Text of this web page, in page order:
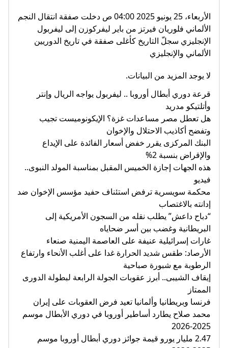
الأربعاء، 25 يونيو 2025 04:00 ص دخلت صفقة انتقال النجم
الألماني فلوريان فيرتز من باير ليفركوزن إلى ليفربول
الإنجليزي سجلّ التاريخ كأغلى صفقة في تاريخ الدوريين
الألماني والإنجليزي
لا يوجد المزيد من البيانات.
قرعة دوري أبطال أوروبا .. ليفربول يواجه الريال وإنتر
وأتلتيكو مدريد
هل تعطل مصر مساعدات غزة؟ الإيكونوميست تجيب
وتفضح أكاذيب الاحتلال والإخوان
البنك المركزى يقرر خفض أسعار الفائدة على الإيداع
والإقراض بنسبة 2%
هذه الجهات إجازة الخميس المقبل بمناسبة المولد النبوى..
فيديو
محكمة سويسرية ترفض استئناف حفيد مؤسس الإخوان ضد
إدانته بالاغتصاب
“دباح داعش” يطلب نقله من السجون الأمريكية إلى
البريطانية وغضب بين أسر ضحاياه
غارات إسرائيلية عنيفة على العاصمة اليمنية صنعاء
الأرصاد: طقس شديد الحرارة غدا على أغلب الأنحاء وارتفاع
الرطوبة مع شبورة صباحية
إيقاف الشيبى.. أبرز عقوبات الجولة الرابعة لبطولة الدورى
الممتاز
فرنسا وبريطانيا وألمانيا تعيد فرض العقوبات على إيران
محمد صلاح يطارد أساطير أوروبا في دوري الأبطال موسم
2025-2026
2.47 مليار يورو قيمة جوائز دوري أبطال أوروبا موسم